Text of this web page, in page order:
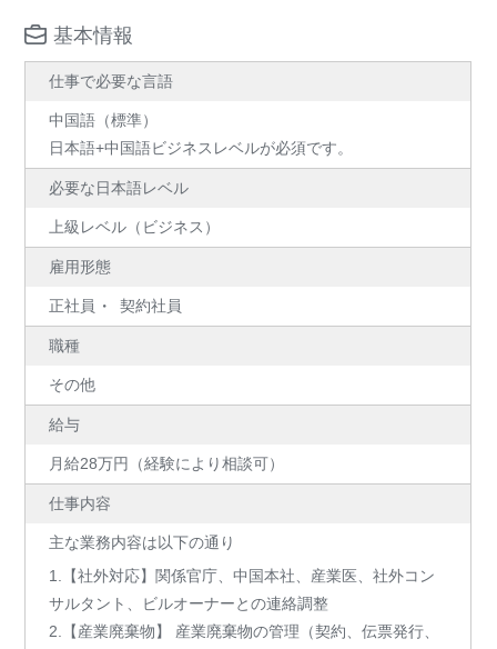
基本情報
仕事で必要な言語
中国語（標準）
日本語+中国語ビジネスレベルが必須です。
必要な日本語レベル
上級レベル（ビジネス）
雇用形態
正社員 契約社員
職種
その他
給与
月給28万円（経験により相談可）
仕事内容
主な業務内容は以下の通り
1.【社外対応】関係官庁、中国本社、産業医、社外コン
サルタント、ビルオーナーとの連絡調整
2.【産業廃棄物】 産業廃棄物の管理（契約、伝票発行、